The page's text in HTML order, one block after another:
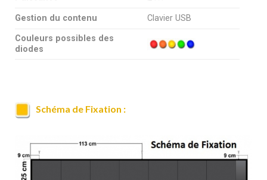
Gestion du contenu
Clavier USB
Couleurs possibles des
diodes
Schéma de Fixation :